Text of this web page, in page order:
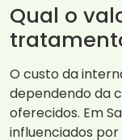
Qual o
O custo da
dependendo da
oferecidos. Em
influenciados